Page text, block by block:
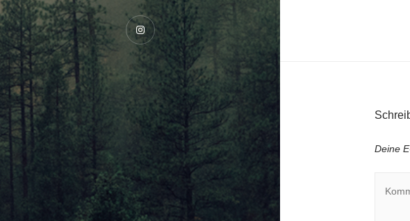
Instagram
Deine